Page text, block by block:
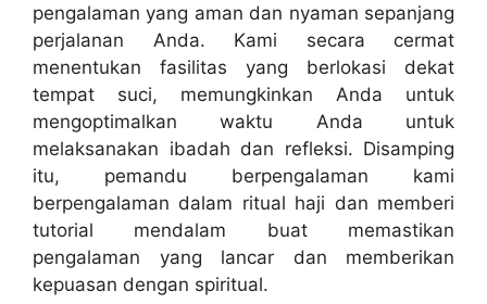
pengalaman yang aman dan nyaman sepanjang
perjalanan Anda. Kami secara cermat
menentukan fasilitas yang berlokasi dekat
tempat suci, memungkinkan Anda untuk
mengoptimalkan waktu Anda untuk
melaksanakan ibadah dan refleksi. Disamping
itu, pemandu berpengalaman kami
berpengalaman dalam ritual haji dan memberi
tutorial mendalam buat memastikan
pengalaman yang lancar dan memberikan
kepuasan dengan spiritual.